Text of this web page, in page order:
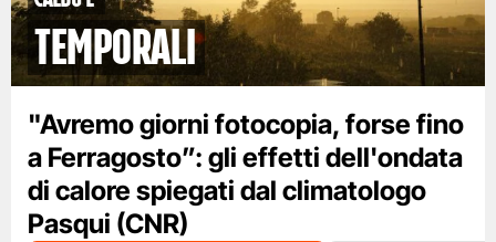
temporali
"Avremo giorni fotocopia, forse fino
a Ferragosto”: gli effetti dell'ondata
di calore spiegati dal climatologo
Pasqui (CNR)